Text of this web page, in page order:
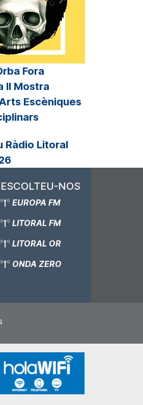
Fora
II Mostra
Escèniques
Ràdio Litoral
ESCOLTEU-NOS
EUROPA FM
LITORAL FM
LITORAL OR
ONDA ZERO